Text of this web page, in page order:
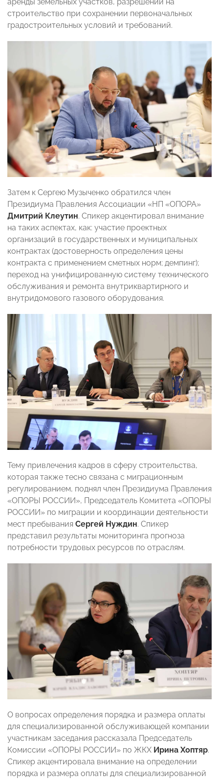
строительство при сохранении первоначальных
градостроительных условий и требований.
Затем к Сергею Музыченко обратился член
Президиума Правления Ассоциации «НП «ОПОРА»
Дмитрий Клеутин. Спикер акцентировал внимание
на таких аспектах, как: участие проектных
организаций в государственных и муниципальных
контрактах (достоверность определения цены
контракта с применением сметных норм; демпинг);
переход на унифицированную систему технического
обслуживания и ремонта внутриквартирного и
внутридомового газового оборудования.
Тему привлечения кадров в сферу строительства,
которая также тесно связана с миграционным
регулированием, поднял член Президиума Правления
«ОПОРЫ РОССИИ», Председатель Комитета «ОПОРЫ
РОССИИ» по миграции и координации деятельности
мест пребывания Сергей Нуждин. Спикер
представил результаты мониторинга прогноза
потребности трудовых ресурсов по отраслям.
О вопросах определения порядка и размера оплаты
для специализированной обслуживающей компании
участникам заседания рассказала Председатель
Комиссии «ОПОРЫ РОССИИ» по ЖКХ Ирина Хоптяр.
Спикер акцентировала внимание на определении
порядка и размера оплаты для специализированной